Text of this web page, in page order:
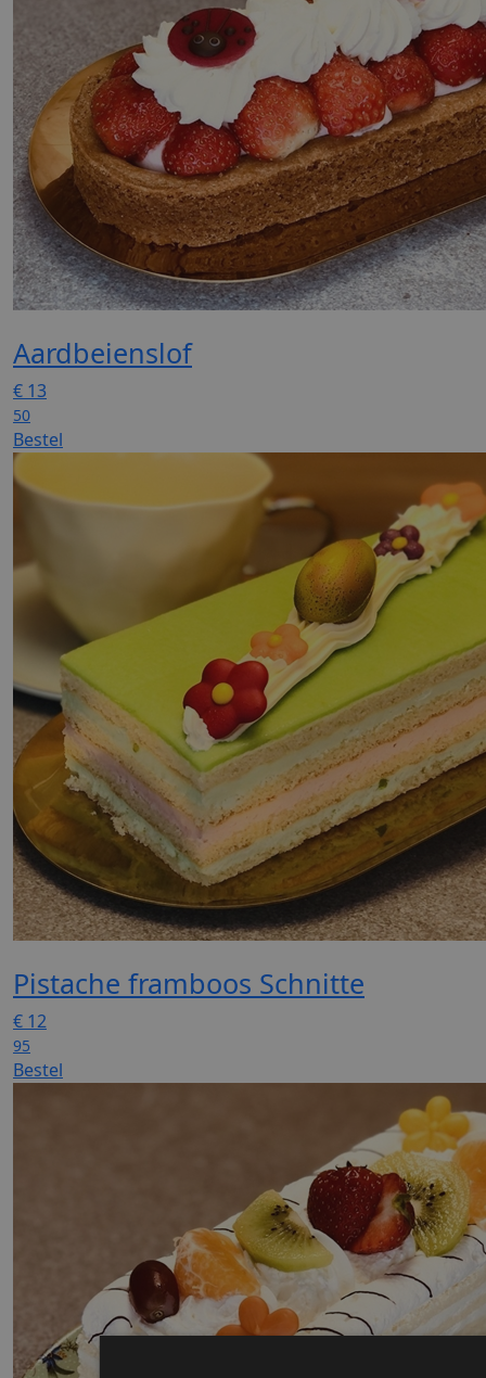
Aardbeienslof
€ 13
50
Bestel
Pistache framboos Schnitte
€ 12
95
Bestel